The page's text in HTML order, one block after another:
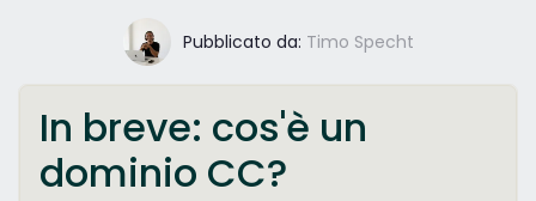
Pubblicato da: Timo Specht
In breve: cos'è un
dominio CC?